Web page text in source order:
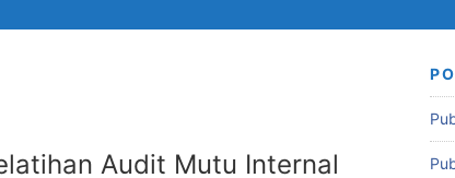
Audit Mutu Internal